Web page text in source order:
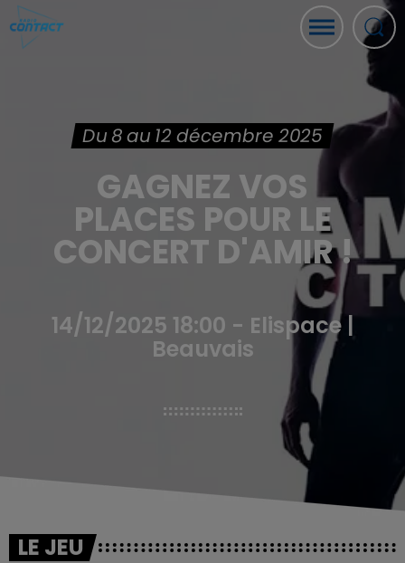
Du 8 au 12 décembre 2025
GAGNEZ VOS
PLACES POUR LE
CONCERT D'AMIR !
14/12/2025 18:00 - Elispace |
Beauvais
LE JEU